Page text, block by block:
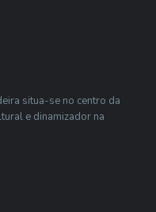
situa-se no centro da
e dinamizador na